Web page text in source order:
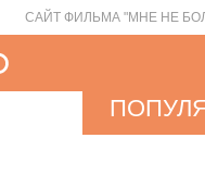
САЙТ ФИЛЬМА "МНЕ НЕ